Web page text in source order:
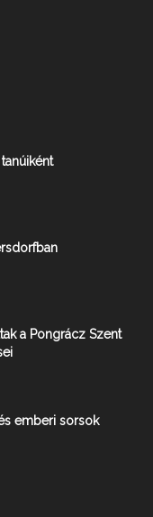
a Pongrácz Szent
emberi sorsok